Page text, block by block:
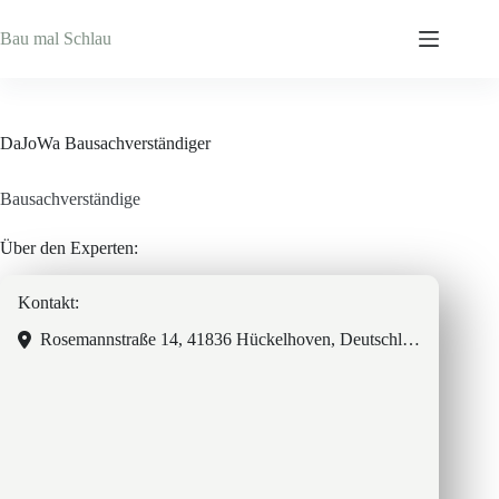
Inhalt
springen
Bau mal Schlau
DaJoWa Bausachverständiger
Bausachverständige
Über den Experten:
Kontakt:
Rosemannstraße 14, 41836 Hückelhoven, Deutschland